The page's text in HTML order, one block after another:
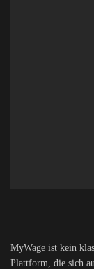
MyWage ist kein
Plattform, die sich